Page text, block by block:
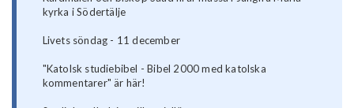
kyrka i Södertälje
Livets söndag - 11 december
"Katolsk studiebibel - Bibel 2000 med katolska
kommentarer" är här!